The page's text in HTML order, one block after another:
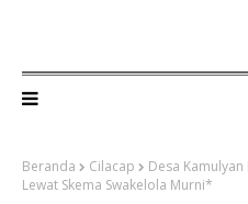
Beranda Cilacap
Desa
Lewat Skema Swakelola Murni*